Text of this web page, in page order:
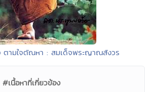
ตามใจตัณหา : สมเด็จพระญาณสังวร
#เนื้อหาที่เกี่ยวข้อง